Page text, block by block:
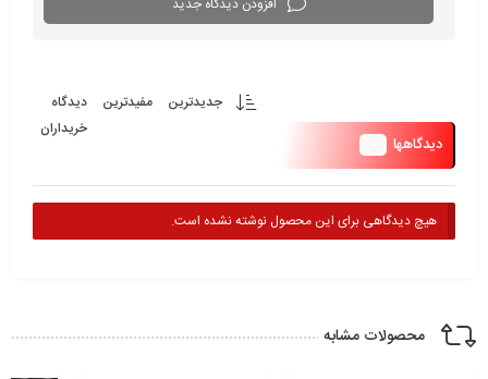
افزودن دیدگاه جدید
دیدگاهها
جدیدترین مفیدترین
دیدگاه
خریداران
هیچ دیدگاهی برای این محصول نوشته نشده است.
محصولات مشابه